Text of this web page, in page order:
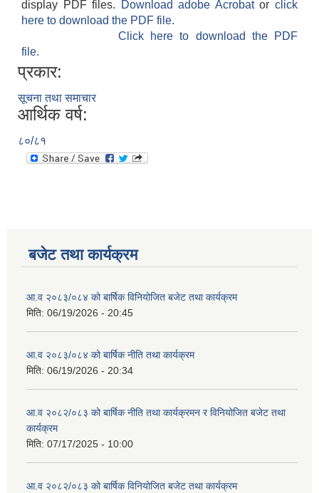
display PDF files.
Download adobe Acrobatorclick
here to download the PDF file.
Click here to download the PDF
file.
प्रकार:
सूचना तथा समाचार
आर्थिक वर्ष:
८०/८१
बजेट तथा कार्यक्रम
आ.व २०८३/०८४ को बार्षिक विनियोजित बजेट तथा कार्यक्रम
मिति: 06/19/2026 - 20:45
आ.व २०८३/०८४ को बार्षिक नीति तथा कार्यक्रम
मिति: 06/19/2026 - 20:34
आ.व २०८२/०८३ को बार्षिक नीति तथा कार्यक्रमन र विनियोजित बजेट तथा
कार्यक्रम
मिति: 07/17/2025 - 10:00
आ.व २०८२/०८३ को बार्षिक विनियोजित बजेट तथा कार्यक्रम